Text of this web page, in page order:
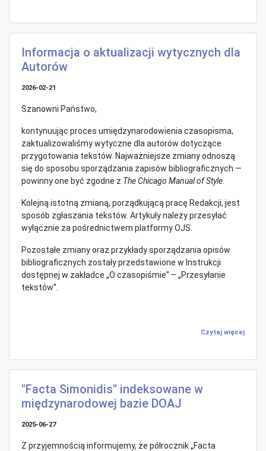
Informacja o aktualizacji wytycznych dla
Autorów
2026-02-21
Szanowni Państwo,
kontynuując proces umiędzynarodowienia czasopisma,
zaktualizowaliśmy wytyczne dla autorów dotyczące
przygotowania tekstów. Najważniejsze zmiany odnoszą
się do sposobu sporządzania zapisów bibliograficznych —
powinny one być zgodne z The Chicago Manual of Style
Kolejną istotną zmianą, porządkującą pracę Redakcji, jest
sposób zgłaszania tekstów. Artykuły należy przesyłać
wyłącznie za pośrednictwem platformy OJS.
Pozostałe zmiany oraz przykłady sporządzania opisów
bibliograficznych zostały przedstawione w Instrukcji
dostępnej w zakładce „O czasopiśmie” – „Przesyłanie
tekstów”.
Czytaj więcej
"Facta Simonidis" indeksowane w
międzynarodowej bazie DOAJ
2025-06-27
Z przyjemnością informujemy, że półrocznik „Facta